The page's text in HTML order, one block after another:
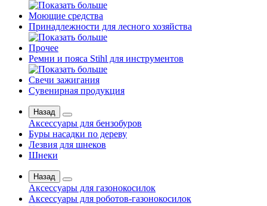
Моющие средства
Принадлежности для лесного хозяйства
Прочее
Ремни и пояса Stihl для инструментов
Свечи зажигания
Сувенирная продукция
Назад
Аксессуары для бензобуров
Буры насадки по дереву
Лезвия для шнеков
Шнеки
Назад
Аксессуары для газонокосилок
Аксессуары для роботов-газонокосилок